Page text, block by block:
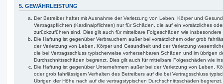
5. GEWÄHRLEISTUNG
Der Betreiber haftet mit Ausnahme der Verletzung von Leben, Körper und
Vertragspflichten (Kardinalpflichten) nur für Schäden, die auf ein vorsätzliches
zurückzuführen sind. Dies gilt auch für mittelbare Folgeschäden wie
Die Haftung ist gegenüber Verbrauchern außer bei vorsätzlichem oder grob
der Verletzung von Leben, Körper und Gesundheit und der Verletzung
die bei Vertragsschluss typischerweise vorhersehbaren Schäden und im übrigen
Durchschnittsschäden begrenzt. Dies gilt auch für mittelbare Folgeschäden wie
Die Haftung ist gegenüber Unternehmern außer bei der Verletzung von Leben,
oder grob fahrlässigem Verhalten des Betreibers auf die bei Vertragsschluss
Übrigen der Höhe nach auf die vertragstypischen Durchschnittsschäden